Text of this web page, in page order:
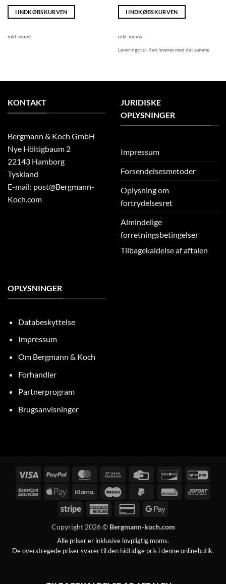
I INDKØBSKURVEN
inkl. moms
I INDKØBSKURVEN
inkl. moms
Leveringstid: Kan leveres med det samme
KONTAKT
Bergmann & Koch GmbH
Nye Höltigbaum 2
22143 Hamborg
Tyskland
E-mail: post@Bergmann-
Koch.com
JURIDISKE
OPLYSNINGER
Impressum
Forsendelsesmetoder
Oplysning om
fortrydelsesret
Almindelige
forretningsbetingelser
Tilbagekaldelse af aftalen
OPLYSNINGER
Databeskyttelse
Impressum
Om Bergmann & Koch
Forhandler
Partnerprogram
Brugsanvisninger
Visum PayPal MasterCardBankoverførsel
Kreditkort Oplev
MasterCardApple
Klarna Maestro
PayPal
Regning Med
Stripe
American
KreditkortGoogle
Copyright 2026 © Bergmann-koch.com
Alle priser er inklusive lovpligtig moms.
De overstregede priser svarer til den hidtidige pris i denne onlinebutik.